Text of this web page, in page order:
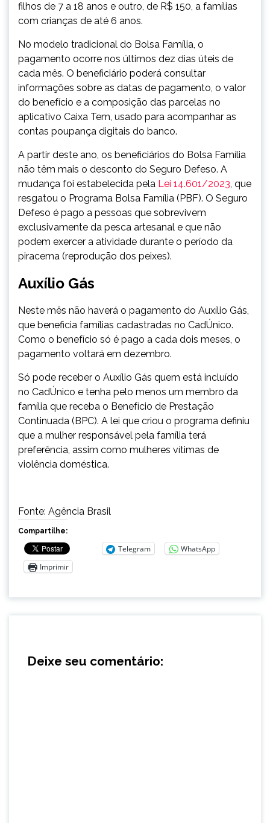
filhos de 7 a 18 anos e outro, de R$ 150, a famílias
com crianças de até 6 anos.
No modelo tradicional do Bolsa Família, o
pagamento ocorre nos últimos dez dias úteis de
cada mês. O beneficiário poderá consultar
informações sobre as datas de pagamento, o valor
do benefício e a composição das parcelas no
aplicativo Caixa Tem, usado para acompanhar as
contas poupança digitais do banco.
A partir deste ano, os beneficiários do Bolsa Família
não têm mais o desconto do Seguro Defeso. A
mudança foi estabelecida pela Lei 14.601/2023, que
resgatou o Programa Bolsa Família (PBF). O Seguro
Defeso é pago a pessoas que sobrevivem
exclusivamente da pesca artesanal e que não
podem exercer a atividade durante o período da
piracema (reprodução dos peixes).
Auxílio Gás
Neste mês não haverá o pagamento do Auxílio Gás,
que beneficia famílias cadastradas no CadÚnico.
Como o benefício só é pago a cada dois meses, o
pagamento voltará em dezembro.
Só pode receber o Auxílio Gás quem está incluído
no CadÚnico e tenha pelo menos um membro da
família que receba o Benefício de Prestação
Continuada (BPC). A lei que criou o programa definiu
que a mulher responsável pela família terá
preferência, assim como mulheres vítimas de
violência doméstica.
Fonte: Agência Brasil
Compartilhe:
Telegram
WhatsApp
Imprimir
Deixe seu comentário: